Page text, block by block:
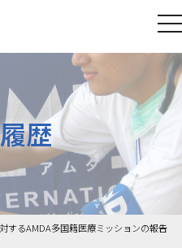
歴
するAMDA多国籍医療ミッションの報告